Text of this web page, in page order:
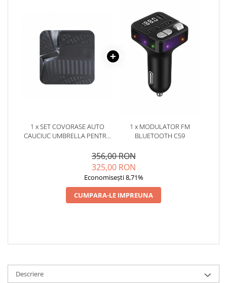
1 x SET COVORASE AUTO
CAUCIUC UMBRELLA PENTRU
1 x MODULATOR FM
BLUETOOTH C59
356,00 RON
325,00 RON
Economisești 8,71%
CUMPARA-LE IMPREUNA
Descriere